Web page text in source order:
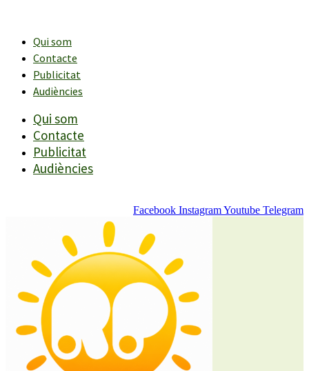
contingutQui som
Contacte
Publicitat
Audiències
Qui som
Contacte
Publicitat
Audiències
Facebook InstagramYoutube Telegram